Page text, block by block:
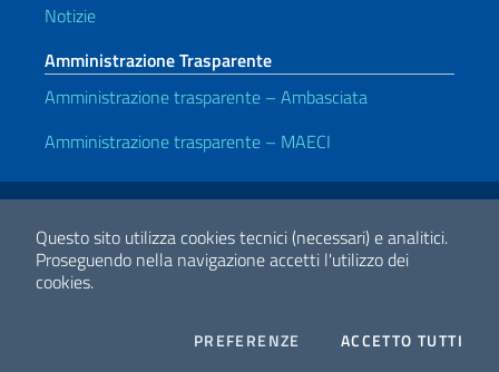
Questo sito utilizza cookies tecnici (necessari) e analitici.
Proseguendo nella navigazione accetti l'utilizzo dei
cookies.
PREFERENZE COOKIESACCETTO TUTTI
Notizie
Amministrazione Trasparente
Amministrazione trasparente – Ambasciata
Amministrazione trasparente – MAECI
Link Utili